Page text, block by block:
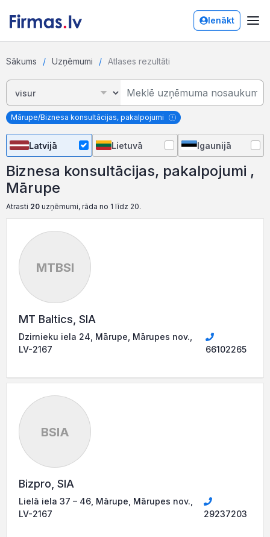
Ienākt
Sākums Uzņēmumi Atlases rezultāti
Mārupe/Biznesa konsultācijas, pakalpojumi
Latvijā Lietuvā Igaunijā
Biznesa konsultācijas, pakalpojumi ,
Mārupe
Atrasti 20 uzņēmumi, rāda no 1 līdz 20.
MTBSI
MT Baltics, SIA
Dzirnieku iela 24, Mārupe, Mārupes nov.,
LV-2167
66102265
BSIA
Bizpro, SIA
Lielā iela 37 – 46, Mārupe, Mārupes nov.,
LV-2167
29237203